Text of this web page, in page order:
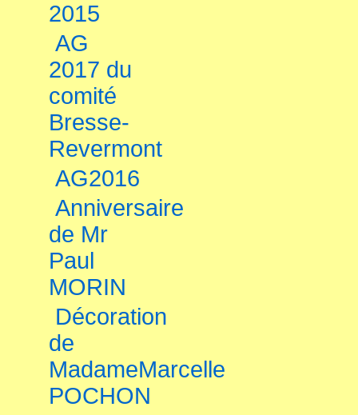
2015
AG
2017 du
comité
Bresse-
Revermont
AG2016
Anniversaire
de Mr
Paul
MORIN
Décoration
de
MadameMarcelle
POCHON